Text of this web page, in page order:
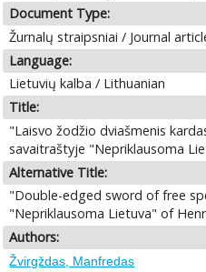
Document Type:
Žurnalų straipsniai / Journal
Language:
Lietuvių kalba / Lithuanian
Title:
"Laisvo žodžio dviašmenis
savaitraštyje "Nepriklausoma
Alternative Title:
"Double-edged sword of free
"Nepriklausoma Lietuva" of
Authors:
Žvirgždas, Manfredas